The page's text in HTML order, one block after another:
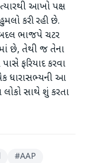
આખો પક્ષ
કરી રહી છે.
બદલ ભાજપે ચટર
છે, તેથી જ તેના
ફરિયાદ કરવા
ધારાસભ્યની આ
સાથે શું કરતા
#AAP